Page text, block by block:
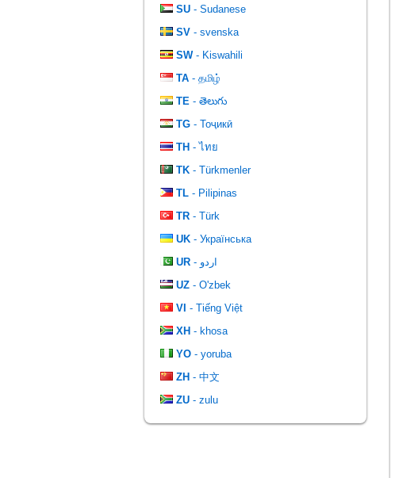
SU - Sudanese
SV - svenska
SW- Kiswahili
TA - தமிழ்
TE - తెలుగు
TG - Тоҷикӣ
TH - ไทย
TK - Türkmenler
TL - Pilipinas
TR - Türk
UK - Українська
UR
- اردو
UZ - O'zbek
VI - Tiếng Việt
XH - khosa
YO - yoruba
ZH - 中文
ZU - zulu